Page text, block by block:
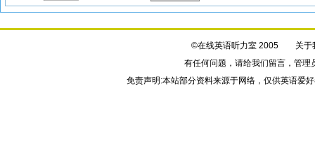
©在线英语听力室 2005 关于
有任何问题，请给我们留言，管理
免责声明:本站部分资料来源于网络，仅供英语爱